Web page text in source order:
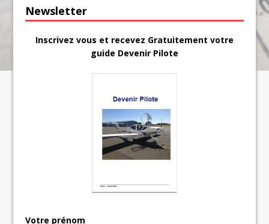
Newsletter
Inscrivez vous et recevez Gratuitement votre
guide Devenir Pilote
Votre prénom